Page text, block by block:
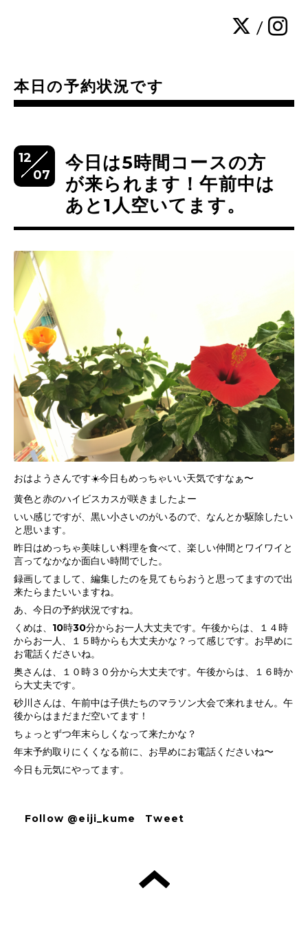
/
本日の予約状況です
12
07
今日は5時間コースの方
が来られます！午前中は
あと1人空いてます。
おはようさんです☀️今日もめっちゃいい天気ですなぁ〜
黄色と赤のハイビスカスが咲きましたよー
いい感じですが、黒い小さいのがいるので、なんとか駆除したい
と思います。
昨日はめっちゃ美味しい料理を食べて、楽しい仲間とワイワイと
言ってなかなか面白い時間でした。
録画してまして、編集したのを見てもらおうと思ってますので出
来たらまたいいますね。
あ、今日の予約状況ですね。
くめは、10時30分からお一人大丈夫です。午後からは、１４時
からお一人、１５時からも大丈夫かな？って感じです。お早めに
お電話くださいね。
奥さんは、１０時３０分から大丈夫です。午後からは、１６時か
ら大丈夫です。
砂川さんは、午前中は子供たちのマラソン大会で来れません。午
後からはまだまだ空いてます！
ちょっとずつ年末らしくなって来たかな？
年末予約取りにくくなる前に、お早めにお電話くださいね〜
今日も元気にやってます。
Follow @eiji_kume Tweet